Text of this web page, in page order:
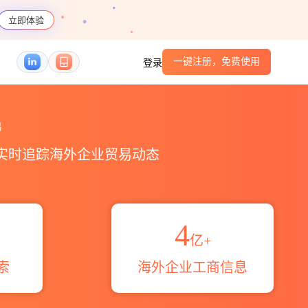
立即体验
登录 一键注册，免费使用
时追踪海外企业贸易动态
4亿+
海外企业工商信息